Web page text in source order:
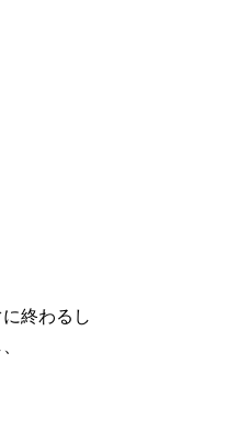
終わるし